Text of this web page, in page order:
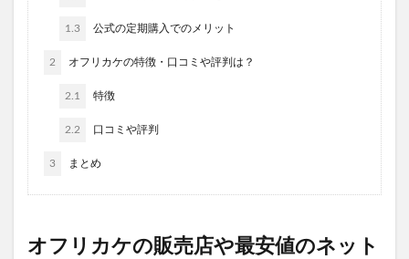
1.3 公式の定期購入でのメリット
2 オフリカケの特徴・口コミや評判は？
2.1 特徴
2.2 口コミや評判
3 まとめ
オフリカケの販売店や最安値のネット